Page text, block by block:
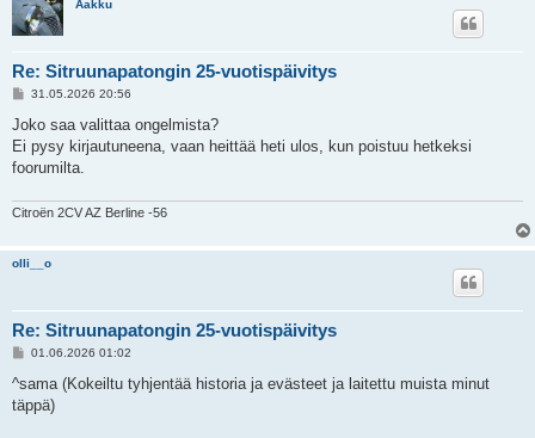
Aakku
Re: Sitruunapatongin 25-vuotispäivitys
V
e
i
31.05.2026 20:56
Joko saa valittaa ongelmista?
Ei pysy kirjautuneena, vaan heittää heti ulos, kun poistuu hetkeksi
foorumilta.
Citroën 2CV AZ Berline -56
olli__o
Re: Sitruunapatongin 25-vuotispäivitys
V
e
t
01.06.2026 01:02
^sama (Kokeiltu tyhjentää historia ja evästeet ja laitettu muista minut
täppä)